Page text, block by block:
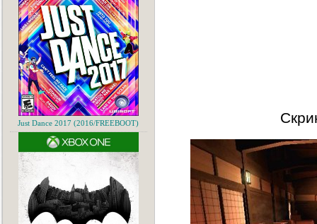
Just Dance 2017 (2016/FREEBOOT)